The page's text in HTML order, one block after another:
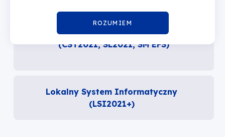
ROZUMIEM
Centralny System Teleinformatyczny
(CST2021, SL2021, SM EFS)
Lokalny System Informatyczny
(LSI2021+)